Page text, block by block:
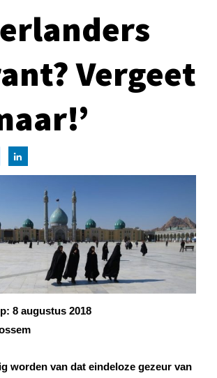
Vergeet
8 augustus 2018
worden van dat eindeloze gezeur van